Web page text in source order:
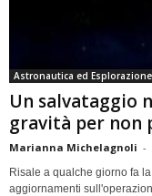
Astronautica ed
Un salvataggio
gravità per non
Marianna Michelagnoli -
Risale a qualche giorno fa
aggiornamenti